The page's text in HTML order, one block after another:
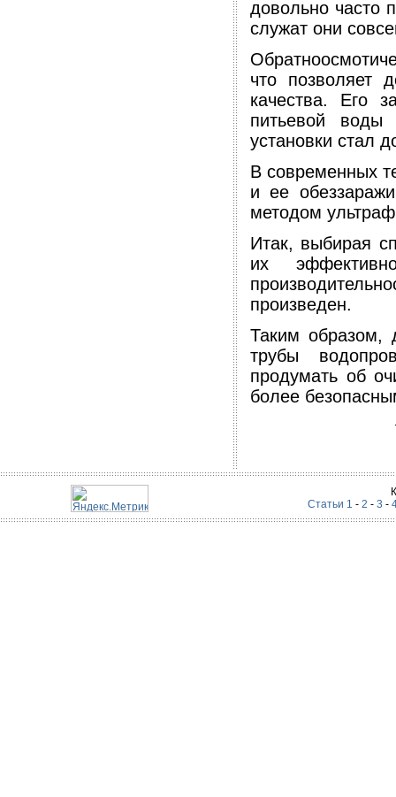
довольно часто
служат они
что позволяет
качества. Его
питьевой воды
установки стал
В современных
и ее
методом
Итак, выбирая
их
произведен.
Таким образом,
трубы
продумать об
более
Статьи 1 - 2 - 3 -